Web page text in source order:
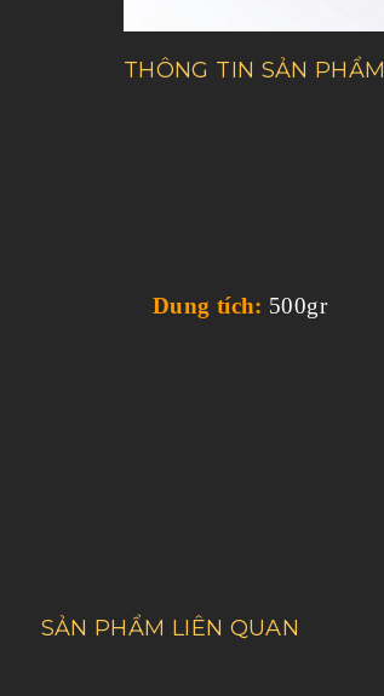
THÔNG TIN SẢN PHẨM
Dung tích: 500gr
SẢN PHẨM LIÊN QUAN